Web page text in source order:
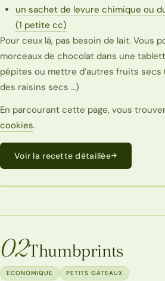
un sachet de levure chimique ou
(1 petite cc)
Pour ceux là, pas besoin de lait. Vous
morceaux de chocolat dans une
pépites ou mettre d’autres fruits
des raisins secs …)
En parcourant cette page, vous
cookies.
Voir la recette détaillée
02Thumbprints
ECONOMIQUE PETITS GÂTEAUX